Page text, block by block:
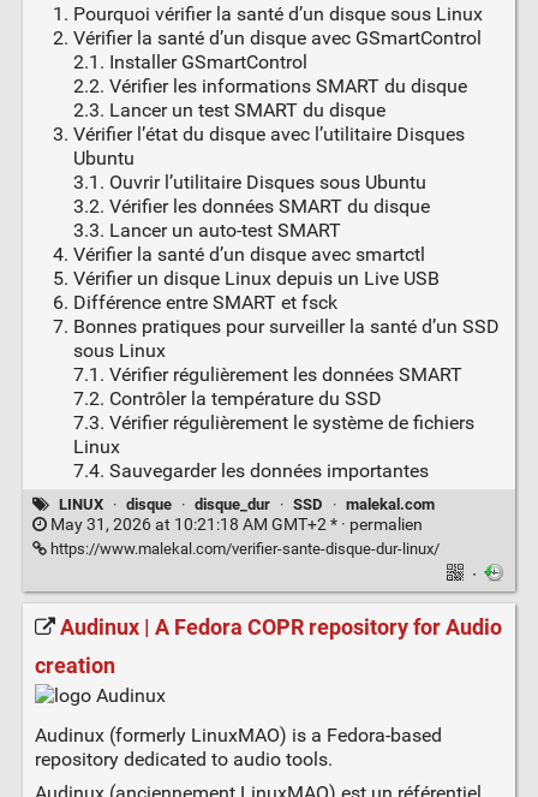
Pourquoi vérifier la santé d’un disque sous Linux
Vérifier la santé d’un disque avec GSmartControl
2.1. Installer GSmartControl
2.2. Vérifier les informations SMART du disque
2.3. Lancer un test SMART du disque
Vérifier l’état du disque avec l’utilitaire Disques
Ubuntu
3.1. Ouvrir l’utilitaire Disques sous Ubuntu
3.2. Vérifier les données SMART du disque
3.3. Lancer un auto-test SMART
Vérifier la santé d’un disque avec smartctl
Vérifier un disque Linux depuis un Live USB
Différence entre SMART et fsck
Bonnes pratiques pour surveiller la santé d’un SSD
sous Linux
7.1. Vérifier régulièrement les données SMART
7.2. Contrôler la température du SSD
7.3. Vérifier régulièrement le système de fichiers
Linux
7.4. Sauvegarder les données importantes
LINUX · disque · disque_dur · SSD · malekal.com
May 31, 2026 at 10:21:18 AM GMT+2 * · permalien
https://www.malekal.com/verifier-sante-disque-dur-linux/
·
Audinux | A Fedora COPR repository for Audio
creation
Audinux (formerly LinuxMAO) is a Fedora-based
repository dedicated to audio tools.
Audinux (anciennement LinuxMAO) est un référentiel